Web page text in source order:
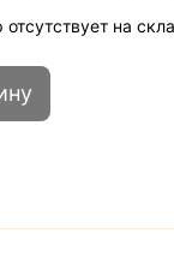
отсутствует на